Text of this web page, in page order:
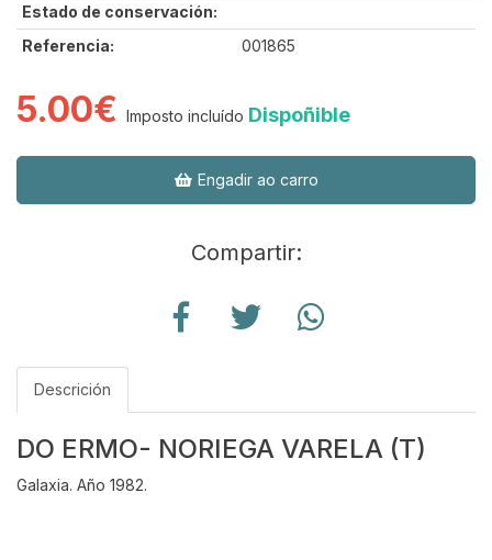
Estado de conservación:
Referencia:
001865
5.00€ Imposto incluído Dispoñible
Engadir ao carro
Compartir:
Descrición
DO ERMO- NORIEGA VARELA (T)
Galaxia. Año 1982.